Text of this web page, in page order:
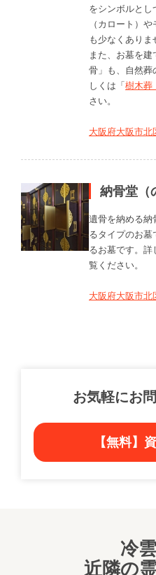
をシンボルとし
（カロート）
も少なくありま
また、お墓を
骨」も、自然葬
しくは「樹木葬
さい。
大阪府大阪市北
納骨堂（
遺骨を納める納
るタイプのお墓
るお墓です。詳
覧ください。
大阪府大阪市北
お気軽にお
【無料】
冷
近隣の